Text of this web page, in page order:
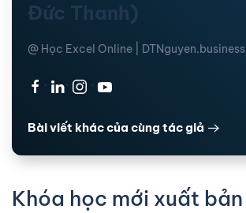
Đức Thanh)
@ Học Excel Online | DTNguyen.business
· · ·
Bài viết khác của cùng tác giả
Khóa học mới xuất bản